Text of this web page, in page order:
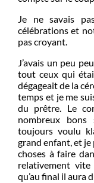
Je ne savais
célébrations et
pas croyant.
J’avais un peu
tout ceux qui
dégageait de la
temps et je me
du prêtre. Le
nombreux bons
toujours voulu
grand enfant, et
choses à faire
relativement vite
qu’au final il aura